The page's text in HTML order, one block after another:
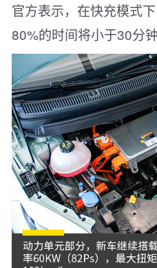
官方表示，在快充模式
80%的时间将小于30分钟